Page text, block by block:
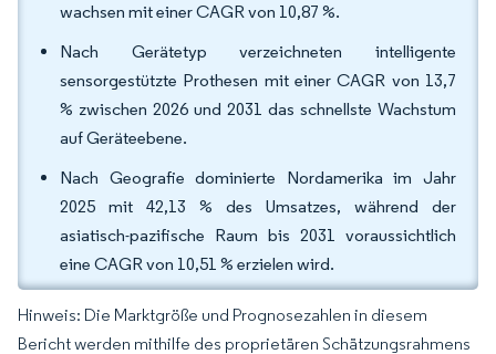
wachsen mit einer CAGR von 10,87 %.
Nach Gerätetyp verzeichneten intelligente
sensorgestützte Prothesen mit einer CAGR von 13,7
% zwischen 2026 und 2031 das schnellste Wachstum
auf Geräteebene.
Nach Geografie dominierte Nordamerika im Jahr
2025 mit 42,13 % des Umsatzes, während der
asiatisch-pazifische Raum bis 2031 voraussichtlich
eine CAGR von 10,51 % erzielen wird.
Hinweis: Die Marktgröße und Prognosezahlen in diesem
Bericht werden mithilfe des proprietären Schätzungsrahmens